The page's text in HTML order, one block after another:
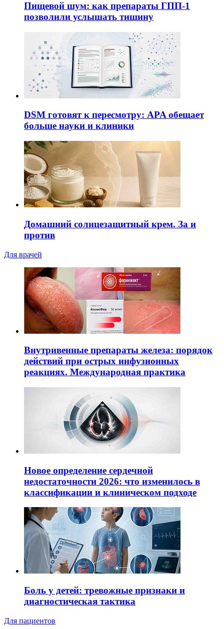
Пищевой шум: как препараты ГПП-1
позволили услышать тишину
DSM готовят к пересмотру: APA обещает
больше науки и клиники
Домашний солнцезащитный крем. За и
против
Для врачей
Внутривенные препараты железа: порядок
действий при острых инфузионных
реакциях. Международная практика
Новое определение сердечной
недостаточности 2026: что изменилось в
классификации и клиническом подходе
Боль у детей: тревожные признаки и
диагностическая тактика
Для пациентов